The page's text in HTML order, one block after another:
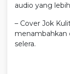
audio yang
– Cover Jok
menambahkan
selera.